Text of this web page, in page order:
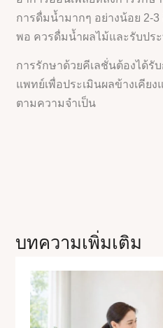
การดื่มน้ำมากๆ อย่างน้อย 2-
พอ ควรดื่มน้ำผลไม้และรับปร
การรักษาด้วยคีเลชั่นต้องได้รั
แพทย์เพื่อประเมินผลข้างเคีย
ตามความจำเป็น
บทความเพิ่มเติม